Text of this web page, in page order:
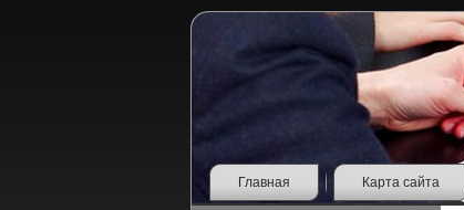
Главная Карта сайта